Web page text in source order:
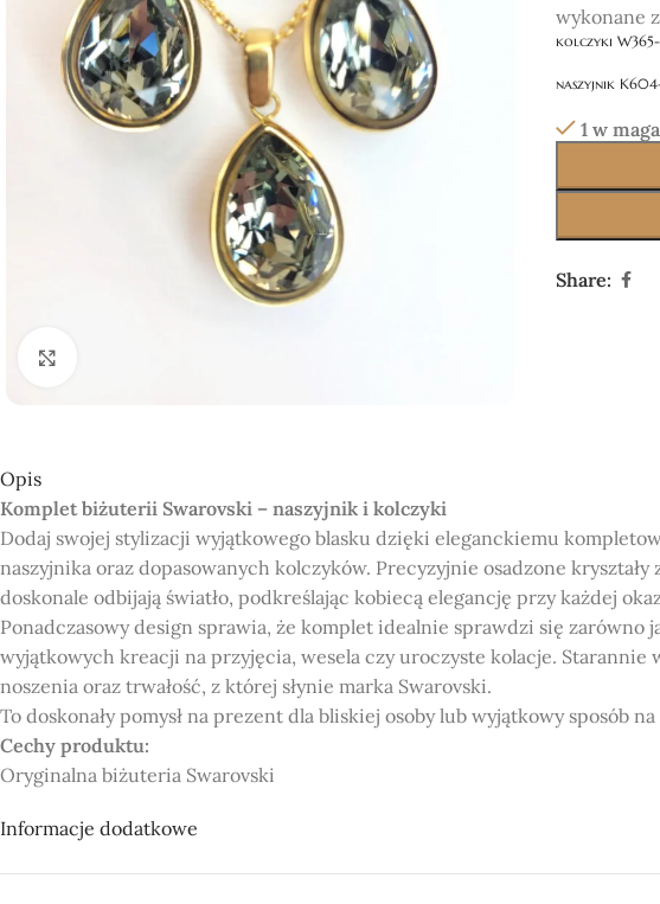
wykonane
kolczyki
naszyjnik
1 w
Share:
Opis
Komplet biżuterii Swarovski – naszyjnik i kolczyki
Dodaj swojej stylizacji wyjątkowego blasku dzięki eleganckiemu
naszyjnika oraz dopasowanych kolczyków. Precyzyjnie osadzone
doskonale odbijają światło, podkreślając kobiecą elegancję przy każdej
Ponadczasowy design sprawia, że komplet idealnie sprawdzi się zarówno
wyjątkowych kreacji na przyjęcia, wesela czy uroczyste kolacje.
noszenia oraz trwałość, z której słynie marka Swarovski.
To doskonały pomysł na prezent dla bliskiej osoby lub wyjątkowy sposób
Cechy produktu:
Oryginalna biżuteria Swarovski
Wysokiej jakości kryształy Swarovski
Informacje dodatkowe